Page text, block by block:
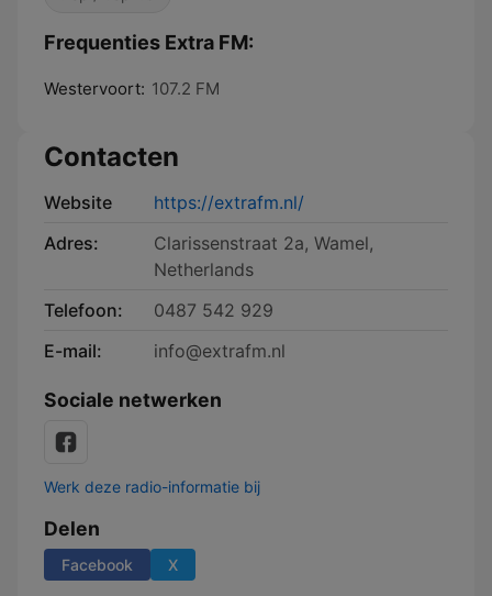
Frequenties Extra FM:
Westervoort: 107.2 FM
Contacten
Website
https://extrafm.nl/
Adres:
Clarissenstraat 2a, Wamel,
Netherlands
Telefoon:
0487 542 929
E-mail:
info@extrafm.nl
Sociale netwerken
Werk deze radio-informatie bij
Delen
Facebook X